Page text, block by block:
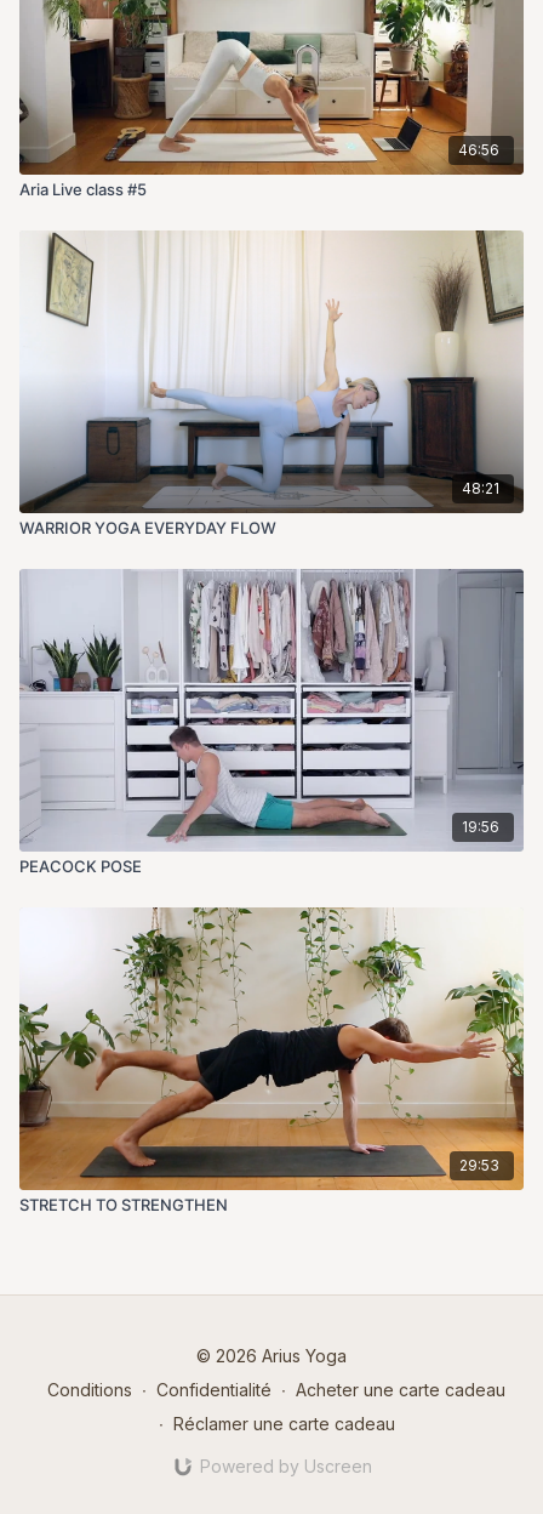
46:56
Aria Live class #5
48:21
WARRIOR YOGA EVERYDAY FLOW
19:56
PEACOCK POSE
29:53
STRETCH TO STRENGTHEN
© 2026 Arius Yoga
Conditions ∙ Confidentialité ∙ Acheter une carte cadeau
∙ Réclamer une carte cadeau
Powered by Uscreen